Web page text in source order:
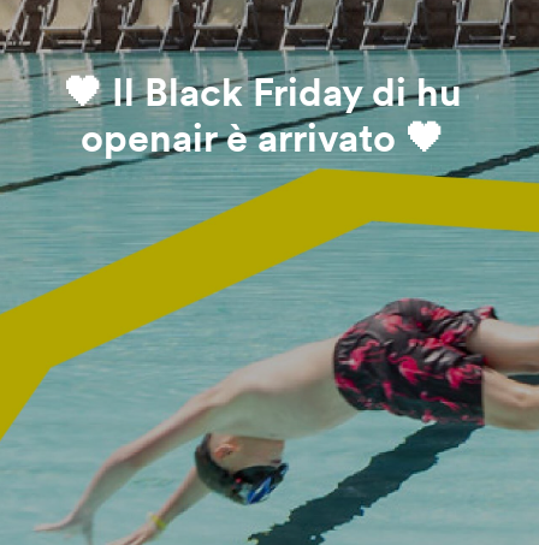
🖤 Il Black Friday di hu
openair è arrivato 🖤